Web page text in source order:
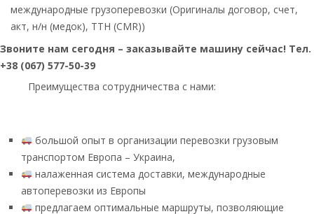
международные грузоперевозки (Оригиналы договор, счет,
акт, н/н (медок), ТТН (CMR))
Звоните нам сегодня – заказывайте машину сейчас! Тел.
+38 (067) 577-50-39
Преимущества сотрудничества с нами:
большой опыт в организации перевозки грузовым
транспортом Европа – Украина,
налаженная система доставки, международные
автоперевозки из Европы
предлагаем оптимальные маршруты, позволяющие